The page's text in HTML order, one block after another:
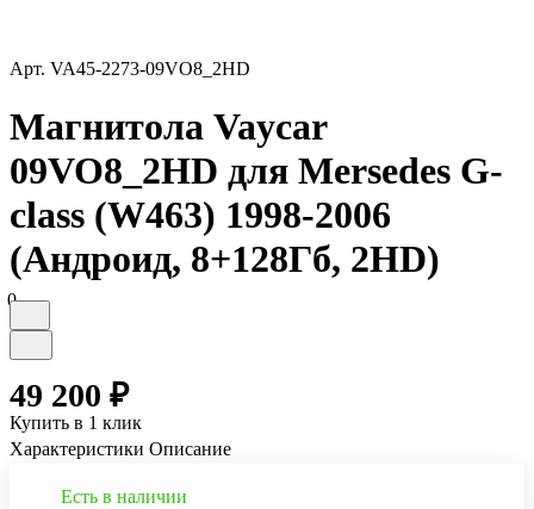
Арт. VA45-2273-09VO8_2HD
Магнитола Vaycar
09VO8_2HD для Mersedes G-
class (W463) 1998-2006
(Андроид, 8+128Гб, 2HD)
0
49 200 ₽
Купить в 1 клик
Характеристики Описание
Есть в наличии